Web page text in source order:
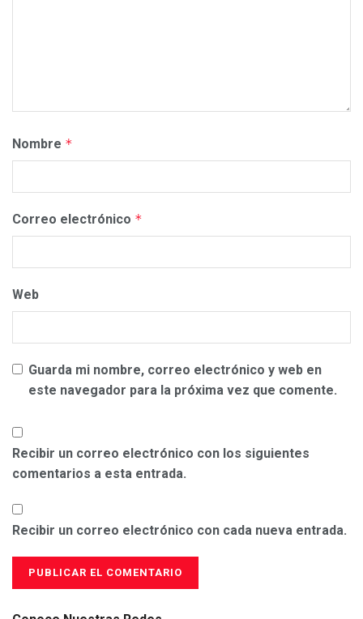
Nombre *
Correo electrónico *
Web
Guarda mi nombre, correo electrónico y web en
este navegador para la próxima vez que comente.
Recibir un correo electrónico con los siguientes
comentarios a esta entrada.
Recibir un correo electrónico con cada nueva entrada.